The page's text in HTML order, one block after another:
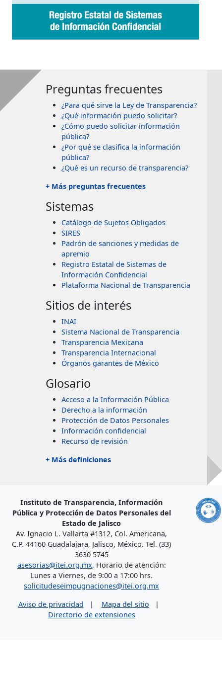
Preguntas frecuentes
¿Para qué sirve la Ley de Transparencia?
¿Qué información puedo solicitar?
¿Cómo puedo solicitar información
pública?
¿Por qué se clasifica la información
pública?
¿Qué es un recurso de transparencia?
+ Más preguntas frecuentes
Sistemas
Catálogo de Sujetos Obligados
SIRES
Padrón de sanciones y medidas de
apremio
Registro Estatal de Sistemas de
Información Confidencial
Plataforma Nacional de Transparencia
Sitios de interés
INAI
Sistema Nacional de Transparencia
Transparencia Mexicana
Transparencia Internacional
Órganos garantes de México
Glosario
Acceso a la Información Pública
Derecho a la información
Protección de Datos Personales
Información confidencial
Recurso de revisión
+ Más definiciones
Instituto de Transparencia, Información
Pública y Protección de Datos Personales del
Estado de Jalisco
Av. Ignacio L. Vallarta #1312, Col. Americana,
C.P. 44160 Guadalajara, Jalisco, México. Tel. (33)
3630 5745
asesorias@itei.org.mx, Horario de atención:
Lunes a Viernes, de 9:00 a 17:00 hrs.
solicitudeseimpugnaciones@itei.org.mx
Aviso de privacidad | Mapa del sitio |
Directorio de extensiones